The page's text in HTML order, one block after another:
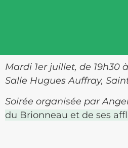
Mardi 1er juillet, de 19h30
Salle Hugues Auffray,
Soirée organisée par
du Brionneau et de ses